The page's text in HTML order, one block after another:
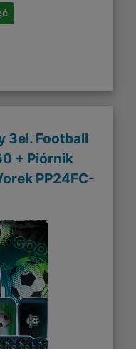
3el. Football
+ Piórnik
PP24FC-